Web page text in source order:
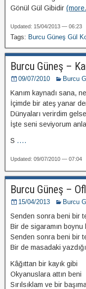
Gönül Gül Gibidir
Updated: 15/04/2013 — 06:23
Tags: Burcu Güneş Gül
Burcu Güneş –
09/07/2010 Burcu
Kanım kaynadı sana,
İçimde bir ateş yanar
Dünyaları verirdim
İşte seni seviyorum
S ....
Updated: 09/07/2010 — 07:04
Burcu Güneş –
15/04/2013 Burcu
Senden sonra beni bir
Bir de sigaramın boynu
Senden sonra beni bir
Bir de masadaki
Kâğıttan bir kayık gibi
Okyanuslara attın beni
Sırılsıklam ve bir